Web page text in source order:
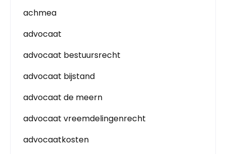
achmea
advocaat
advocaat bestuursrecht
advocaat bijstand
advocaat de meern
advocaat vreemdelingenrecht
advocaatkosten